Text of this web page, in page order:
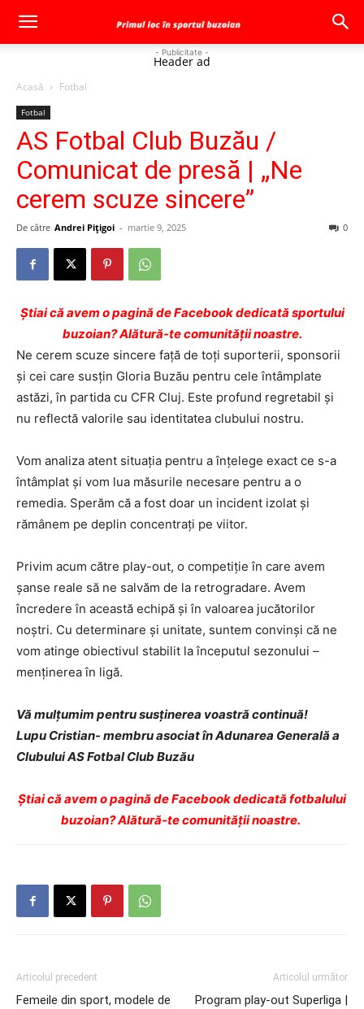
- Publicitate -
Header ad
Acasă Fotbal
Fotbal
AS Fotbal Club Buzău /
Comunicat de presă | „Ne
cerem scuze sincere”
De către Andrei Pițigoi - martie 9, 2025 0
Ştiai că avem o pagină de Facebook dedicată sportului
buzoian? Alătură-te comunității noastre.
Ne cerem scuze sincere față de toți suporterii, sponsorii
și cei care susțin Gloria Buzău pentru cele întâmplate
astăzi, în partida cu CFR Cluj. Este profund regretabil și
nu reflectă valorile sau identitatea clubului nostru.
Vom analiza atent situația pentru a înțelege exact ce s-a
întâmplat și vom lua măsurile necesare pentru a o
remedia. Sperăm că a fost doar un incident izolat și
rămânem pe deplin concentrați pe viitor.
Privim acum către play-out, o competiție în care avem
șanse reale să ne salvăm de la retrogradare. Avem
încredere în această echipă și în valoarea jucătorilor
noștri. Cu determinare și unitate, suntem convinși că ne
vom atinge obiectivul stabilit la începutul sezonului –
menținerea în ligă.
Vă mulțumim pentru susținerea voastră continuă!
Lupu Cristian- membru asociat în Adunarea Generală a
Clubului AS Fotbal Club Buzău
Ştiai că avem o pagină de Facebook dedicată fotbalului
buzoian? Alătură-te comunității noastre.
Articolul precedent
Femeile din sport, modele de
Articolul următor
Program play-out Superliga |